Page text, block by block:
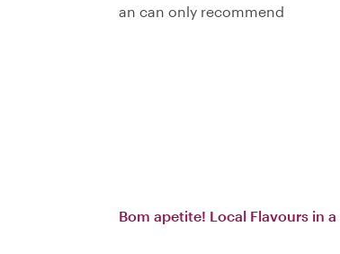
an can only recommend
Bom apetite! Local Flavours in